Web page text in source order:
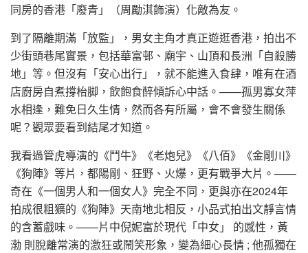
同房的香港「廢青」（周勵淇飾演）化敵為友。
到了隔離期滿「放監」，男女主角才真正遊逛香港，拍出不
少街頭巷尾實景，包括華富邨、廟宇、山頂和長洲「自殺勝
地」等。但沒有「安心出行」，就不能進入食肆，唯有在酒
店廚房自煮撐枱脚，飲飽食醉傾訴心中話。——孤男寡女萍
水相逢，難免日久生情，然而各有所屬，會不會發生關係
呢？觀眾要看到結尾才知道。
我看過管虎導演的《鬥牛》《老炮兒》《八佰》《金剛川》
《狗陣》等片，都陽剛、狂野、火爆，更有戰爭大片。——
奇在《一個男人和一個女人》完全不同，更與亦在2024年
拍成很粗獷的《狗陣》天南地北相反，小品式拍出文靜言情
的含蓄戲味。——片中倪妮富於現代「中女」 的感性，黃
渤 則脫離常演的激狂或鬧笑形象，變為細心長情 ; 他孤獨在